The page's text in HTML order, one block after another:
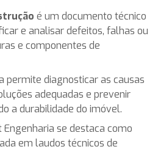
é um documento técnico
e analisar defeitos, falhas ou
e componentes de
permite diagnosticar as causas
adequadas e prevenir
a durabilidade do imóvel.
se destaca como
em laudos técnicos de